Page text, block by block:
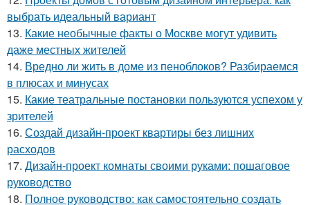
выбрать идеальный вариант
13. Какие необычные факты о Москве могут удивить
даже местных жителей
14. Вредно ли жить в доме из пеноблоков? Разбираемся
в плюсах и минусах
15. Какие театральные постановки пользуются успехом у
зрителей
16. Создай дизайн-проект квартиры без лишних
расходов
17. Дизайн-проект комнаты своими руками: пошаговое
руководство
18. Полное руководство: как самостоятельно создать